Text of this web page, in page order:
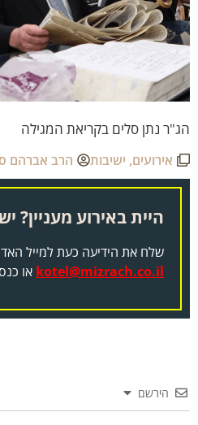
נתן סלים בקריאת המגילה
אירועים,ישיבות הרב אברהם סלים,
היית באירוע מעניין? יש
שלח את הידיעה כעת למייל האדום:
kotel@mizrach.co.ilאו כנס ל
הירשם